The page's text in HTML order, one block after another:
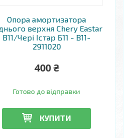
Опора амортизатора
верхня Chery Eastar
B11/Чері Істар Б11 - B11-
2911020
400 ₴
Готово до відправки
КУПИТИ